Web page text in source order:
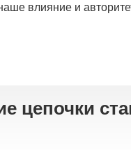
влияние и
цепочки